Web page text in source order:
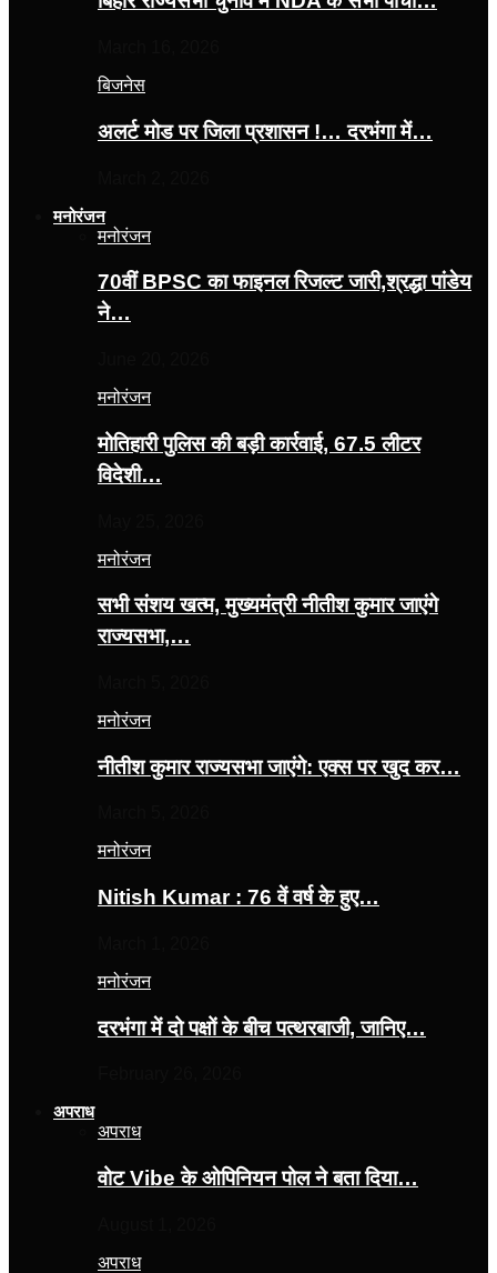
बिजनेस
अलर्ट मोड पर जिला प्रशासन !… दरभंगा में…
मनोरंजन
मनोरंजन
70वीं BPSC का फाइनल रिजल्ट जारी,श्रद्धा पांडेय
ने…
मनोरंजन
मोतिहारी पुलिस की बड़ी कार्रवाई, 67.5 लीटर
विदेशी…
मनोरंजन
सभी संशय खत्म, मुख्यमंत्री नीतीश कुमार जाएंगे
राज्यसभा,…
मनोरंजन
नीतीश कुमार राज्यसभा जाएंगे: एक्स पर खुद कर…
मनोरंजन
Nitish Kumar : 76 वें वर्ष के हुए…
मनोरंजन
दरभंगा में दो पक्षों के बीच पत्थरबाजी, जानिए…
अपराध
अपराध
वोट Vibe के ओपिनियन पोल ने बता दिया…
अपराध